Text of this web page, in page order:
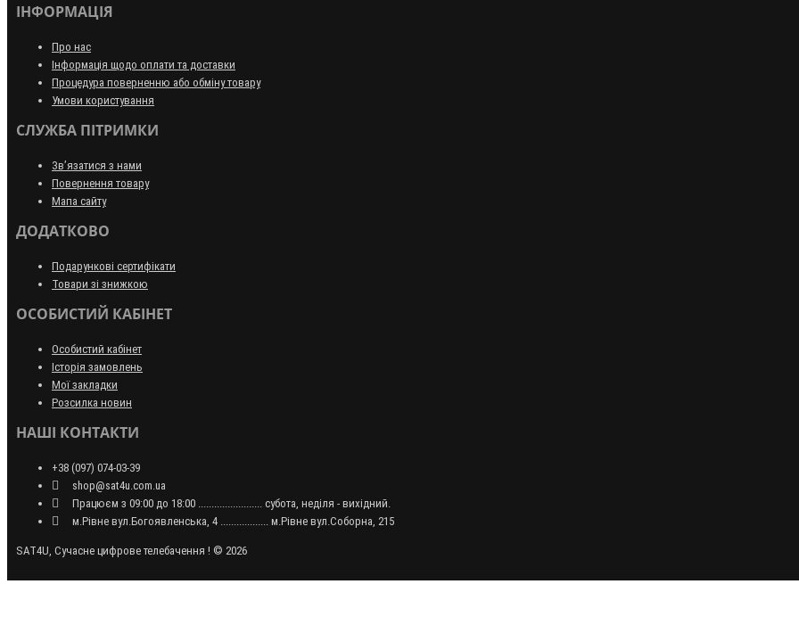
ІНФОРМАЦІЯ
Про нас
Інформація щодо оплати та доставки
Процедура поверненню або обміну товару
Умови користування
СЛУЖБА ПІТРИМКИ
Зв’язатися з нами
Повернення товару
Мапа сайту
ДОДАТКОВО
Подарункові сертифікати
Товари зі знижкою
ОСОБИСТИЙ КАБІНЕТ
Особистий кабінет
Історія замовлень
Мої закладки
Розсилка новин
НАШІ КОНТАКТИ
+38 (097) 074-03-39
shop@sat4u.com.ua
Працюєм з 09:00 до 18:00 ........................ субота, неділя - вихідний.
м.Рівне вул.Богоявленська, 4 .................. м.Рівне вул.Соборна, 215
SAT4U, Сучасне цифрове телебачення ! © 2026